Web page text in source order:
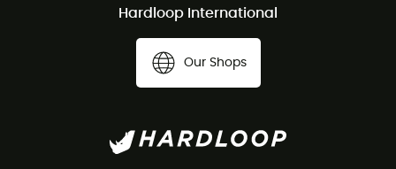
Hardloop International
Our Shops